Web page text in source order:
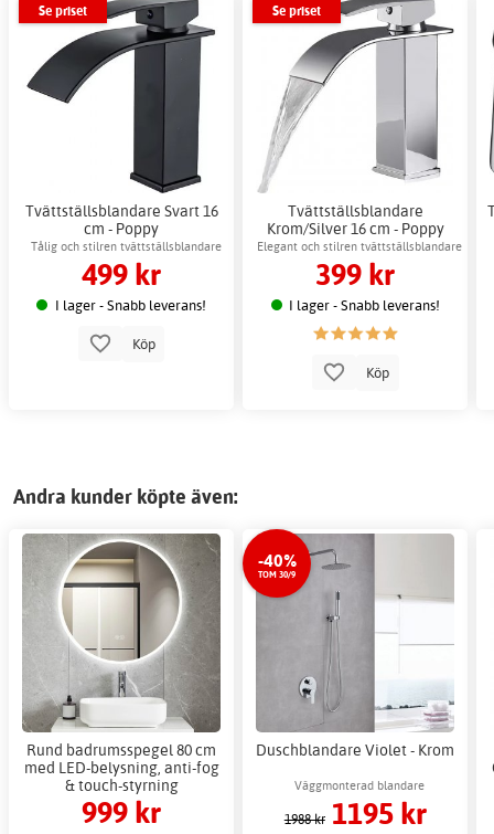
Se priset
Tvättställsblandare Svart 16
cm - Poppy
Tålig och stilren tvättställsblandare
499 kr
I lager - Snabb leverans!
Köp
Se priset
Tvättställsblandare
Krom/Silver 16 cm - Poppy
Elegant och stilren tvättställsblandare
lämplig för modern badrumsinredning
399 kr
I lager - Snabb leverans!
Köp
Andra kunder köpte även:
Rund badrumsspegel 80 cm
med LED-belysning, anti-fog
& touch-styrning
999 kr
-40%
TOM 30/9
Duschblandare Violet - Krom
Väggmonterad blandare
1988 kr 1195 kr